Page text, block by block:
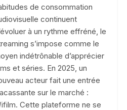
de consommation
continuent
à un rythme effréné, le
s’impose comme le
indétrônable d’apprécier
et séries. En 2025, un
acteur fait une entrée
sur le marché :
Cette plateforme ne se